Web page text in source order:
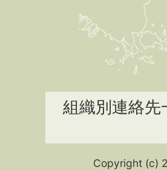
組織別連絡先
Copyright (c)